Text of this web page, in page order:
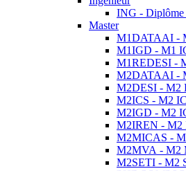
ING - Diplôme
Master
M1DATAAI -
M1IGD - M1
M1REDESI -
M2DATAAI -
M2DESI - M2
M2ICS - M2
M2IGD - M2
M2IREN - M2
M2MICAS -
M2MVA - M2
M2SETI - M2